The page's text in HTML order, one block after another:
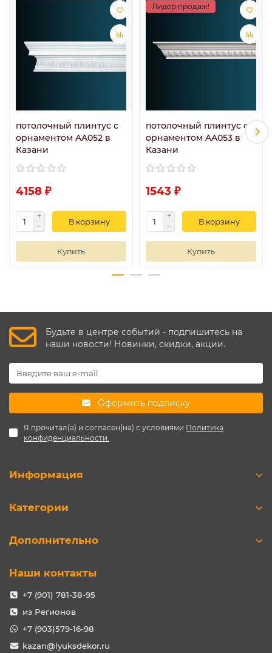
потолочный плинтус с
орнаментом AA052 в
Казани
4158 ₽
В корзину
Купить
Лидер продаж!
потолочный плинтус с
орнаментом AA053 в
Казани
1543 ₽
В корзину
Купить
Будьте в центре событий - подпишитесь на
наши новости! Новинки, скидки, акции.
Оформить подписку
Я прочитал(а) и согласен(на) с условиями Политика
конфиденциальности.
Информация
Категории
Дополнительно
Наши контакты
+7 (901) 781-38-95
из Регионов
+7 (903)579-16-98
kazan@lyuksdekor.ru